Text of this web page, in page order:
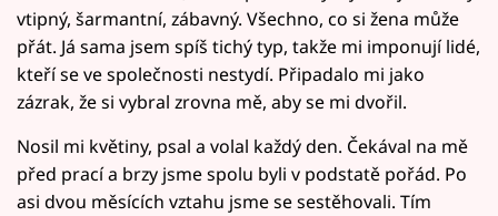
vtipný, šarmantní, zábavný. Všechno, co si žena může
přát. Já sama jsem spíš tichý typ, takže mi imponují lidé,
kteří se ve společnosti nestydí. Připadalo mi jako
zázrak, že si vybral zrovna mě, aby se mi dvořil.
Nosil mi květiny, psal a volal každý den. Čekával na mě
před prací a brzy jsme spolu byli v podstatě pořád. Po
asi dvou měsících vztahu jsme se sestěhovali. Tím